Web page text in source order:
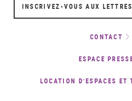
INSCRIVEZ-VOUS AUX
CONTACT
ESPACE
LOCATION D’ESPACES ET